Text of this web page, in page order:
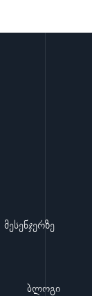
მესენჯერზე
ბლოგი